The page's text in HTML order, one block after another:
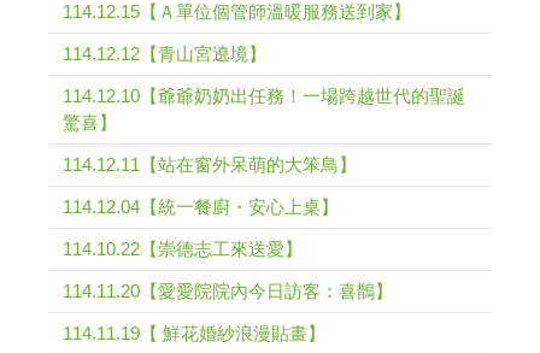
114.12.15【Ａ單位個管師溫暖服務送到家】
114.12.12【青山宮遶境】
114.12.10【爺爺奶奶出任務！一場跨越世代的聖誕
驚喜】
114.12.11【站在窗外呆萌的大笨鳥】
114.12.04【統一餐廚・安心上桌】
114.10.22【崇德志工來送愛】
114.11.20【愛愛院院內今日訪客：喜鵲】
114.11.19【 鮮花婚紗浪漫貼畫】